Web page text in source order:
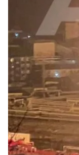
охопила понад
постраждалих.